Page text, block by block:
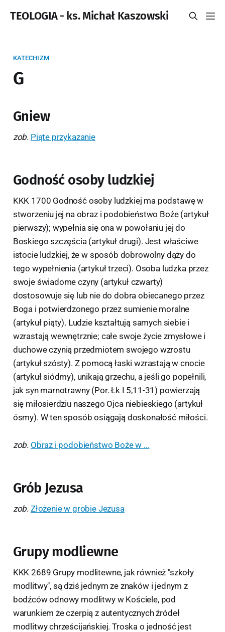
TEOLOGIA - ks. Michał Kaszowski
KATECHIZM
G
Gniew
zob. Piąte przykazanie
Godność osoby ludzkiej
KKK 1700 Godność osoby ludzkiej ma podstawę w
stworzeniu jej na obraz i podobieństwo Boże (artykuł
pierwszy); wypełnia się ona w powołaniu jej do
Boskiego szczęścia (artykuł drugi). Jest właściwe
istocie ludzkiej, że w sposób dobrowolny dąży do
tego wypełnienia (artykuł trzeci). Osoba ludzka przez
swoje świadome czyny (artykuł czwarty)
dostosowuje się lub nie do dobra obiecanego przez
Boga i potwierdzonego przez sumienie moralne
(artykuł piąty). Ludzie kształtują samych siebie i
wzrastają wewnętrznie; całe swoje życie zmysłowe i
duchowe czynią przedmiotem swojego wzrostu
(artykuł szósty). Z pomocą łaski wzrastają w cnocie
(artykuł siódmy), unikają grzechu, a jeśli go popełnili,
jak syn marnotrawny (Por. Łk I 5,11-31) powierzają
się miłosierdziu naszego Ojca niebieskiego (artykuł
ósmy). W ten sposób osiągają doskonałość miłości.
zob. Obraz i podobieństwo Boże w ...
Grób Jezusa
zob. Złożenie w grobie Jezusa
Grupy modliewne
KKK 2689 Grupy modlitewne, jak również "szkoły
modlitwy", są dziś jednym ze znaków i jednym z
bodźców odnowy modlitwy w Kościele, pod
warunkiem że czerpią z autentycznych źródeł
modlitwy chrześcijańskiej. Troska o jedność jest